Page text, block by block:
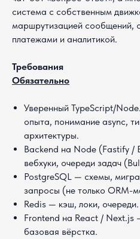
система с собственным
маршрутизацией сообщений,
платежами и аналитикой.
Требования
Обязательно
Уверенный TypeScript/
опыта, понимание async,
архитектуры.
Backend на Node (Fastify /
вебхуки, очереди задач
PostgreSQL — схемы,
запросы (не только ORM-
Redis — кэш, локи, очереди.
Frontend на React / Next.js
базовая вёрстка.